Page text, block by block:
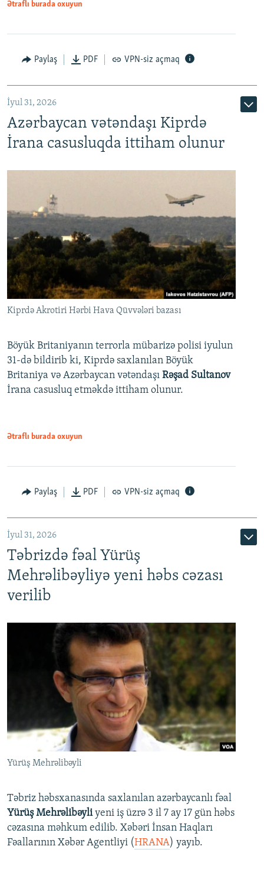
Ətraflı burada oxuyun
Paylaş PDF VPN-siz açmaq
İyul 31, 2026
Azərbaycan vətəndaşı Kiprdə
İrana casusluqda ittiham olunur
Kiprdə Akrotiri Hərbi Hava Qüvvələri bazası
Böyük Britaniyanın terrorla mübarizə polisi iyulun
31-də bildirib ki, Kiprdə saxlanılan Böyük
Britaniya və Azərbaycan vətəndaşı Rəşad Sultanov
İrana casusluq etməkdə ittiham olunur.
Ətraflı burada oxuyun
Paylaş PDF VPN-siz açmaq
İyul 31, 2026
Təbrizdə fəal Yürüş
Mehrəlibəyliyə yeni həbs cəzası
verilib
Yürüş Mehrəlibəyli
Təbriz həbsxanasında saxlanılan azərbaycanlı fəal
Yürüş Mehrəlibəyliyeni iş üzrə 3 il 7 ay 17 gün həbs
cəzasına məhkum edilib. Xəbəri İnsan Haqları
Fəallarının Xəbər Agentliyi (HRANA) yayıb.